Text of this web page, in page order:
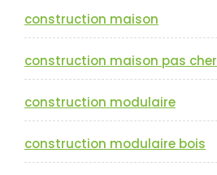
construction maison
construction maison pas cher
construction modulaire
construction modulaire bois